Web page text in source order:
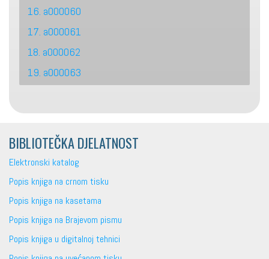
16. a000060
17. a000061
18. a000062
19. a000063
BIBLIOTEČKA DJELATNOST
Elektronski katalog
Popis knjiga na crnom tisku
Popis knjiga na kasetama
Popis knjiga na Brajevom pismu
Popis knjiga u digitalnoj tehnici